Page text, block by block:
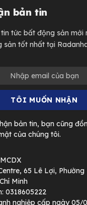
bản tin
tức bất động sản mới
sản tốt nhất tại
bản tin, bạn cũng
của chúng tôi.
65 Lê Lợi,
Minh
0318605222
nghiệp cấp ngày 05/